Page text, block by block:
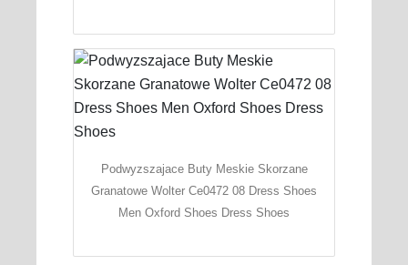
Podwyzszajace Buty Meskie Skorzane
Granatowe Wolter Ce0472 08 Dress Shoes
Men Oxford Shoes Dress Shoes